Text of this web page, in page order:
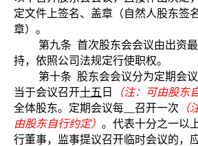
定文件上签名、盖章（自然人股东签
章）。
第九条 首次股东会会议由出资
持，依照公司法规定行使职权。
第十条 股东会会议分为定期会
当于会议召开十五 日 （注：可由股东
全体股东。定期会议每
召开一次 （
由股东自行约定） 。代表十分之一以
行董事，监事提议召开临时会议的，